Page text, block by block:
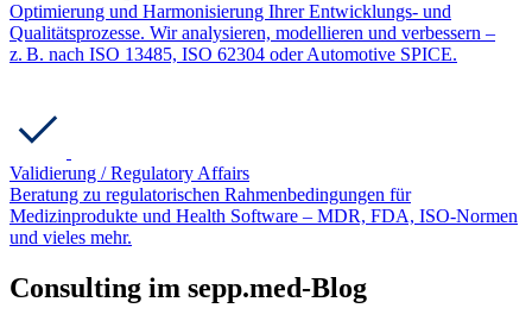
Optimierung und Harmonisierung Ihrer Entwicklungs- und
Qualitätsprozesse. Wir analysieren, modellieren und verbessern –
z. B. nach ISO 13485, ISO 62304 oder Automotive SPICE.
Validierung / Regulatory Affairs
Beratung zu regulatorischen Rahmenbedingungen für
Medizinprodukte und Health Software – MDR, FDA, ISO-Normen
und vieles mehr.
Consulting im sepp.med-Blog